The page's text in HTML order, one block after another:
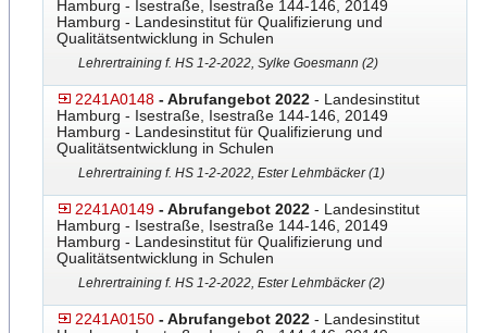
Hamburg - Isestraße, Isestraße 144-146, 20149
Hamburg - Landesinstitut für Qualifizierung und
Qualitätsentwicklung in Schulen
Lehrertraining f. HS 1-2-2022, Sylke Goesmann (2)
2241A0148 - Abrufangebot 2022 - Landesinstitut
Hamburg - Isestraße, Isestraße 144-146, 20149
Hamburg - Landesinstitut für Qualifizierung und
Qualitätsentwicklung in Schulen
Lehrertraining f. HS 1-2-2022, Ester Lehmbäcker (1)
2241A0149 - Abrufangebot 2022 - Landesinstitut
Hamburg - Isestraße, Isestraße 144-146, 20149
Hamburg - Landesinstitut für Qualifizierung und
Qualitätsentwicklung in Schulen
Lehrertraining f. HS 1-2-2022, Ester Lehmbäcker (2)
2241A0150 - Abrufangebot 2022 - Landesinstitut